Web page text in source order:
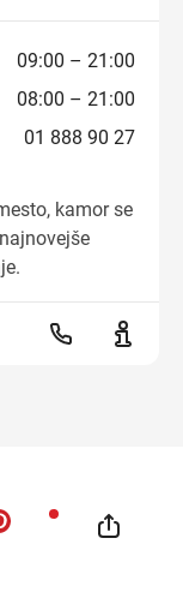
09:00 – 21:00
08:00 – 21:00
01 888 90 27
kamor se